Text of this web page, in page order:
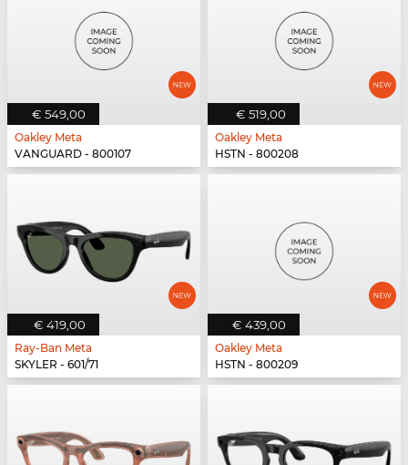
€ 549,00
Oakley Meta
VANGUARD - 800107
€ 519,00
Oakley Meta
HSTN - 800208
€ 419,00
Ray-Ban Meta
SKYLER - 601/71
€ 439,00
Oakley Meta
HSTN - 800209